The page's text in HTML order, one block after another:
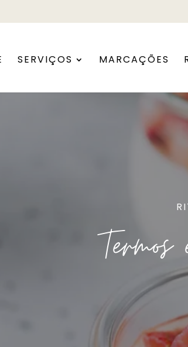
SERVIÇOS MARCAÇÕES